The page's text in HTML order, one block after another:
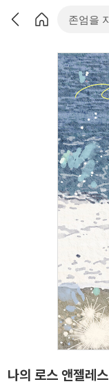
나의 로스 앤젤레스